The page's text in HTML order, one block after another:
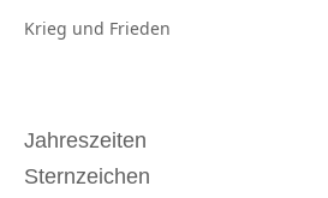
Krieg und Frieden
Jahreszeiten
Sternzeichen